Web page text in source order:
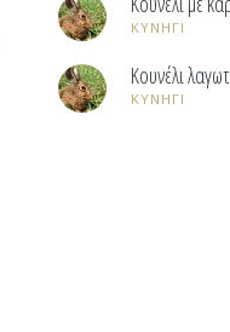
ΚΥΝΗΓΙ
Κουνέλι
ΚΥΝΗΓΙ